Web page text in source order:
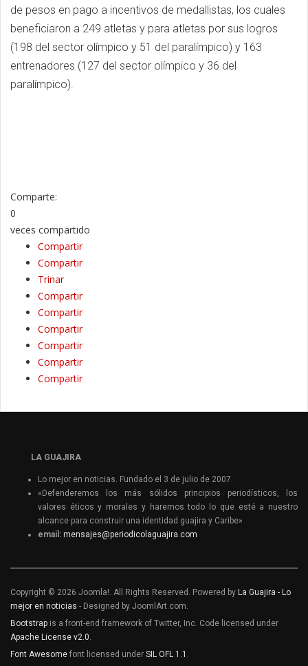
de pesos en pago a incentivos de medallistas, los cuales
beneficiaron a 249 atletas y para atletas por sus logros
(198 del sector olímpico y 51 del paralímpico) y 163
entrenadores (127 del sector olímpico y 36 del
paralímpico).
Comparte:
0
veces compartido
Compartir
Compartir
Trinar
Compartir
Compartir
Compartir
Compartir
Compartir
Compartir
LA GUAJIRA
Lo mejor en noticias. Fundado el 3 de julio de 2007.
«Defenderemos los más sólidos principios periodísticos, los
valores éticos y morales y haremos todo lo que esté a nuestro
alcance para construir una identidad guajira y Caribe»
email: mensajes@periodicolaguajira.com
Copyright © 2026 Joomla!. All Rights Reserved. Powered by La Guajira - Lo
mejor en noticias - Designed by JoomlArt.com.
Bootstrap is a front-end framework of Twitter, Inc. Code licensed under
Apache License v2.0
Font Awesome font licensed under SIL OFL 1.1